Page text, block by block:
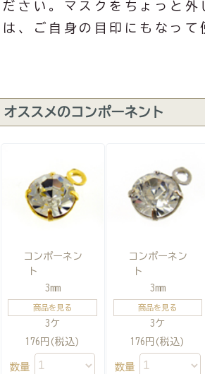
ださい。マスクをちょっと外
は、ご自身の目印にもなって
オススメのコンポーネント
コンポーネン
ト
3mm
商品を見る
3ケ
176円(税込)
数量
コンポーネン
ト
3mm
商品を見る
3ケ
176円(税込)
数量